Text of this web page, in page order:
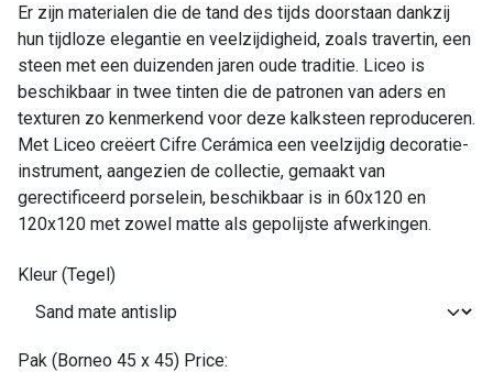
Er zijn materialen die de tand des tijds doorstaan dankzij
hun tijdloze elegantie en veelzijdigheid, zoals travertin, een
steen met een duizenden jaren oude traditie. Liceo is
beschikbaar in twee tinten die de patronen van aders en
texturen zo kenmerkend voor deze kalksteen reproduceren.
Met Liceo creëert Cifre Cerámica een veelzijdig decoratie-
instrument, aangezien de collectie, gemaakt van
gerectificeerd porselein, beschikbaar is in 60x120 en
120x120 met zowel matte als gepolijste afwerkingen.
Kleur (Tegel)
Pak (Borneo 45 x 45) Price: